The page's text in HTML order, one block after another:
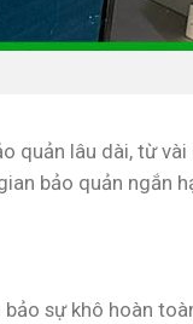
quản lâu dài, từ vài
bảo quản ngắn
sự khô hoàn